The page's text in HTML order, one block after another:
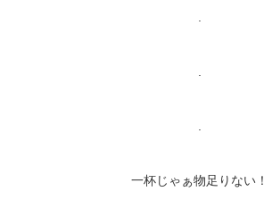
一杯じゃぁ物足りない！